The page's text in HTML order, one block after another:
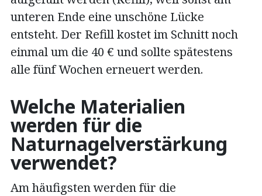
unteren Ende eine unschöne Lücke
entsteht. Der Refill kostet im Schnitt noch
einmal um die 40 € und sollte spätestens
alle fünf Wochen erneuert werden.
Welche Materialien
werden für die
Naturnagelverstärkung
verwendet?
Am häufigsten werden für die